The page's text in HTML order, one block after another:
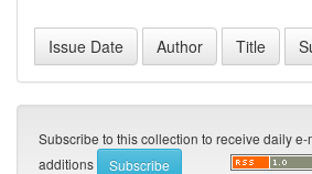
Subscribe to this collection to receive daily
additions